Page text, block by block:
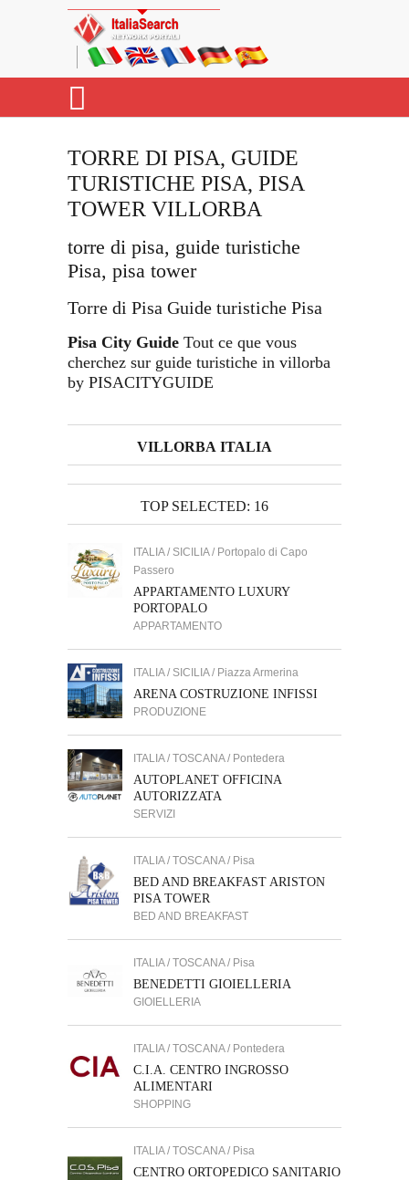
TORRE DI PISA, GUIDE
TURISTICHE PISA, PISA
TOWER VILLORBA
torre di pisa, guide turistiche
Pisa, pisa tower
Torre di Pisa Guide turistiche Pisa
Pisa City Guide Tout ce que vous
cherchez sur guide turistiche in villorba
by PISACITYGUIDE
VILLORBA ITALIA
TOP SELECTED: 16
ITALIA / SICILIA / Portopalo di Capo
Passero
APPARTAMENTO LUXURY
PORTOPALO
APPARTAMENTO
ITALIA / SICILIA / Piazza Armerina
ARENA COSTRUZIONE INFISSI
PRODUZIONE
ITALIA / TOSCANA / Pontedera
AUTOPLANET OFFICINA
AUTORIZZATA
SERVIZI
ITALIA / TOSCANA / Pisa
BED AND BREAKFAST ARISTON
PISA TOWER
BED AND BREAKFAST
ITALIA / TOSCANA / Pisa
BENEDETTI GIOIELLERIA
GIOIELLERIA
ITALIA / TOSCANA / Pontedera
C.I.A. CENTRO INGROSSO
ALIMENTARI
SHOPPING
ITALIA / TOSCANA / Pisa
CENTRO ORTOPEDICO SANITARIO